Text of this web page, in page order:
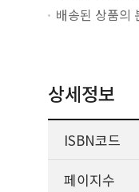
배송된 상품의
상세정보
ISBN코드
페이지수